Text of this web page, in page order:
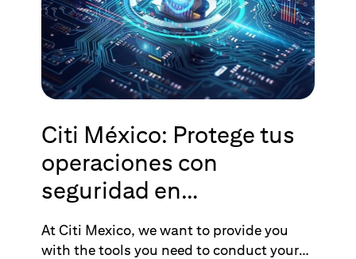
Citi México: Protege tus
operaciones con
seguridad en
transacciones digitales
At Citi Mexico, we want to provide you
with the tools you need to conduct your